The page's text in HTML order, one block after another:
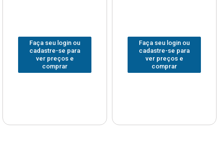
Faça seu login ou
cadastre-se para
ver preços e
comprar
Faça seu login ou
cadastre-se para
ver preços e
comprar